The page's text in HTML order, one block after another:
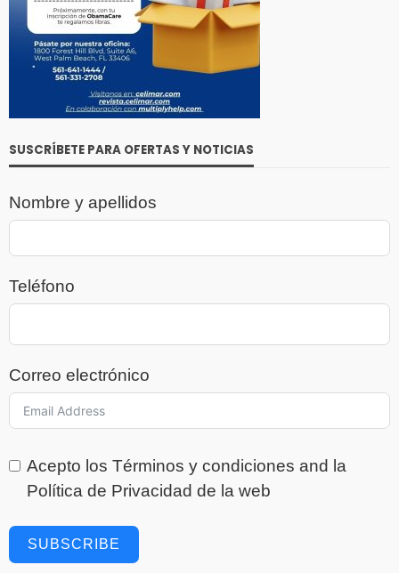
SUSCRÍBETE PARA OFERTAS Y NOTICIAS
Nombre y apellidos
Teléfono
Correo electrónico
Acepto los Términos y condiciones and la
Política de Privacidad de la web
SUBSCRIBE